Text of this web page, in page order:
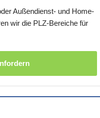
Außendienst- und Home-
wir die PLZ-Bereiche für